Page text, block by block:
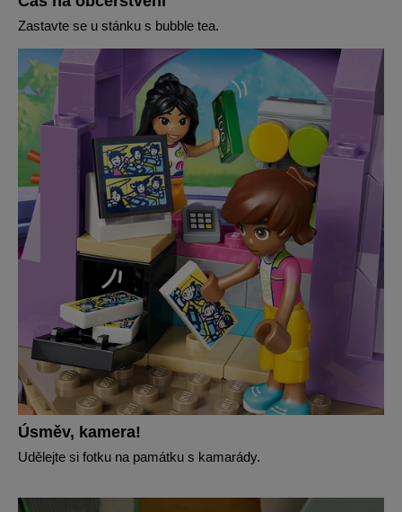
Zastavte se u stánku s bubble tea.
Úsměv, kamera!
Udělejte si fotku na památku s kamarády.